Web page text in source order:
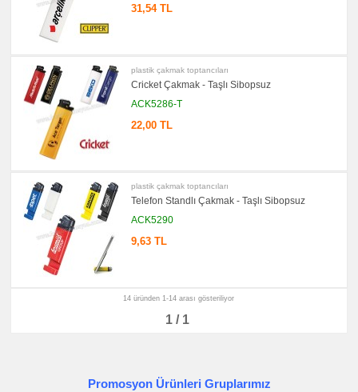
31,54 TL
plastik çakmak toptancıları
Cricket Çakmak - Taşlı Sibopsuz
ACK5286-T
22,00 TL
plastik çakmak toptancıları
Telefon Standlı Çakmak - Taşlı Sibopsuz
ACK5290
9,63 TL
14 üründen 1-14 arası gösteriliyor
1 / 1
Promosyon Ürünleri Gruplarımız
promosyon
Bilgisayar
Aksesuarları
Diğer
Ürünler